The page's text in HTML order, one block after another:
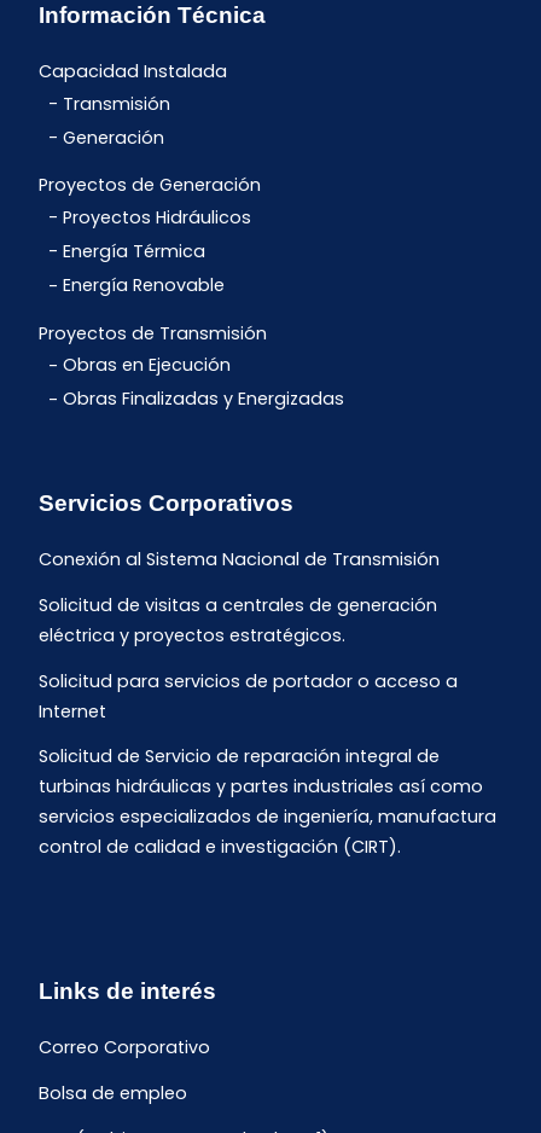
Información Técnica
Capacidad Instalada
Transmisión
Generación
Proyectos de Generación
Proyectos Hidráulicos
Energía Térmica
Energía Renovable
Proyectos de Transmisión
Obras en Ejecución
Obras Finalizadas y Energizadas
Servicios Corporativos
Conexión al Sistema Nacional de Transmisión
Solicitud de visitas a centrales de generación
eléctrica y proyectos estratégicos.
Solicitud para servicios de portador o acceso a
Internet
Solicitud de Servicio de reparación integral de
turbinas hidráulicas y partes industriales así como
servicios especializados de ingeniería, manufactura
control de calidad e investigación (CIRT).
Links de interés
Correo Corporativo
Bolsa de empleo